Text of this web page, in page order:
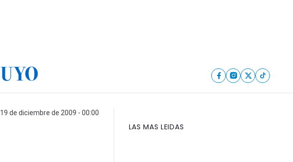
19 de diciembre de 2009 - 00:00
LAS MAS LEIDAS